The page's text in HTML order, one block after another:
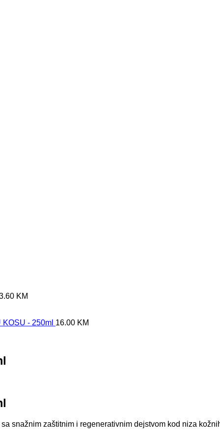
KM
- 250ml 16.00 KM
snažnim zaštitnim i regenerativnim dejstvom kod niza